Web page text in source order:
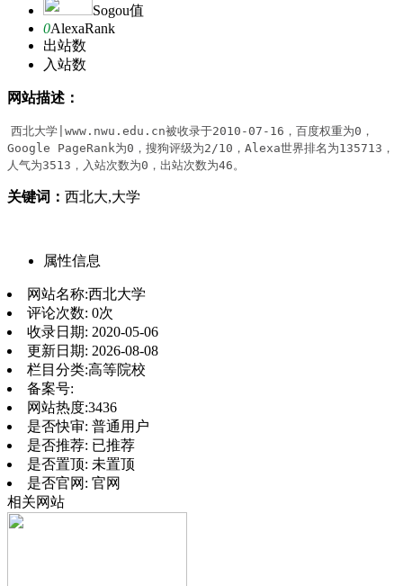
Sogou值
0AlexaRank
出站数
入站数
网站描述：
西北大学|www.nwu.edu.cn被收录于2010-07-16，百度权重为0，
Google PageRank为0，搜狗评级为2/10，Alexa世界排名为135713，
人气为3513，入站次数为0，出站次数为46。
关键词： 西北大,大学
属性信息
网站名称:西北大学
评论次数: 0次
收录日期: 2020-05-06
更新日期: 2026-08-08
栏目分类:高等院校
备案号:
网站热度:3436
是否快审: 普通用户
是否推荐: 已推荐
是否置顶: 未置顶
是否官网: 官网
相关网站